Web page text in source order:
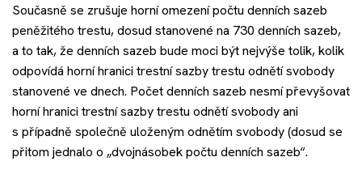
Současně se zrušuje horní omezení počtu denních sazeb
peněžitého trestu, dosud stanovené na 730 denních sazeb,
a to tak, že denních sazeb bude moci být nejvýše tolik, kolik
odpovídá horní hranici trestní sazby trestu odnětí svobody
stanovené ve dnech. Počet denních sazeb nesmí převyšovat
horní hranici trestní sazby trestu odnětí svobody ani
s případně společně uloženým odnětím svobody (dosud se
přitom jednalo o „dvojnásobek počtu denních sazeb“.